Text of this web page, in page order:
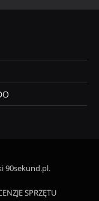
90sekund.pl.
SPRZĘTU